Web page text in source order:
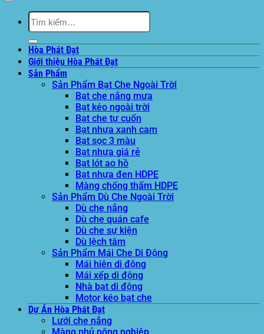
Tìm
kiếm:
Hòa Phát Đạt
Giới thiệu Hòa Phát Đạt
Sản Phẩm
Sản Phẩm Bạt Che Ngoài Trời
Bạt che nắng mưa
Bạt kéo ngoài trời
Bạt che tự cuốn
Bạt nhựa xanh cam
Bạt sọc 3 màu
Bạt nhựa giá rẻ
Bạt lót ao hồ
Bạt nhựa đen HDPE
Màng chống thấm HDPE
Sản Phẩm Dù Che Ngoài Trời
Dù che nắng
Dù che quán cafe
Dù che sự kiện
Dù lệch tâm
Sản Phẩm Mái Che Di Động
Mái hiên di động
Mái xếp di động
Nhà bạt di động
Motor kéo bạt che
Dự Án Hòa Phát Đạt
Lưới che nắng